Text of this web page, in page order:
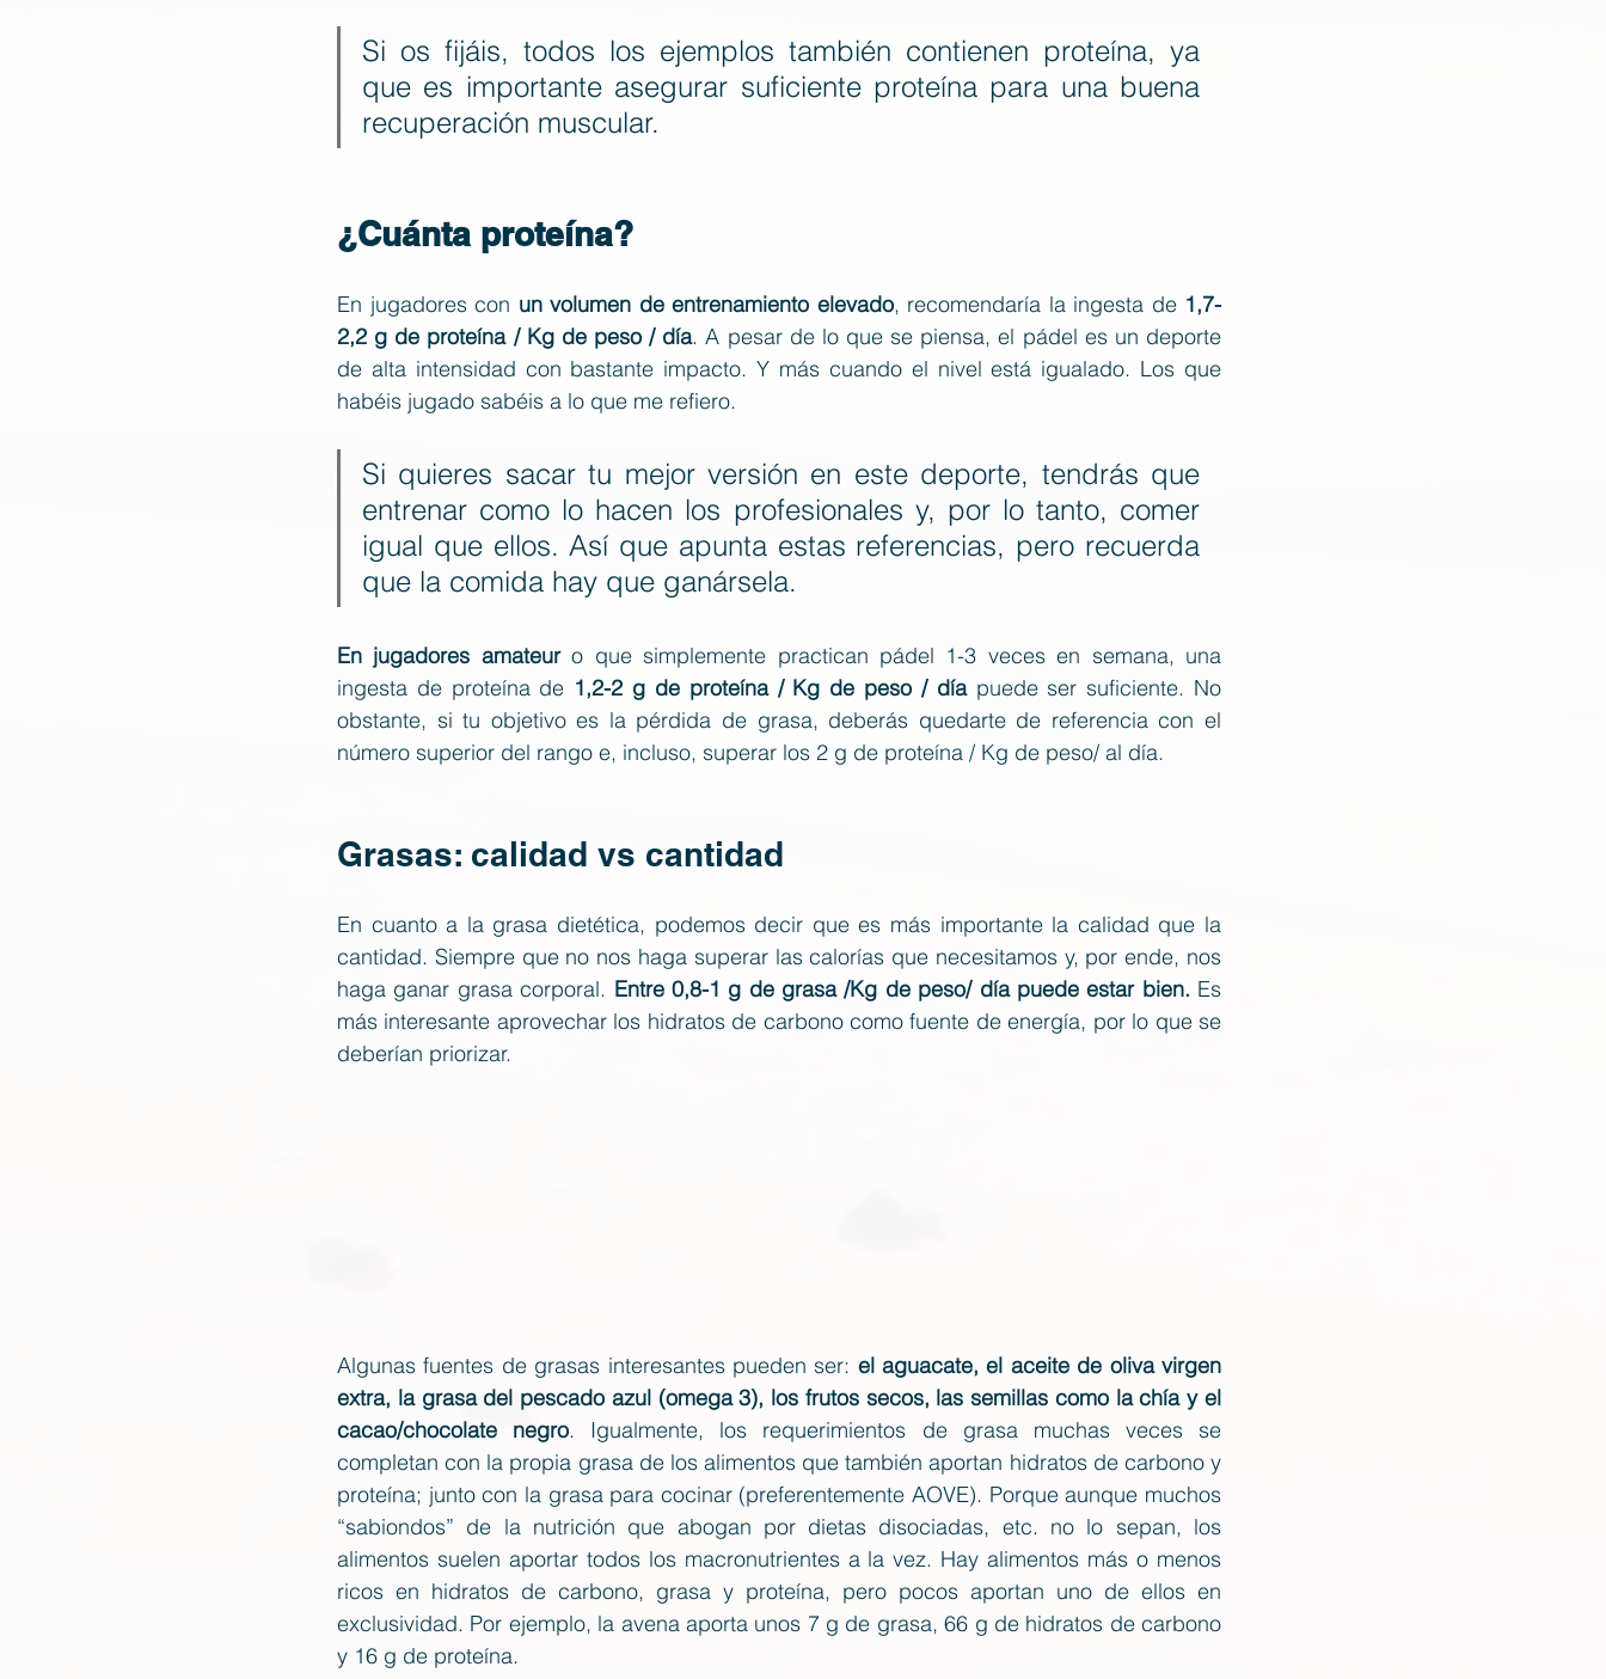
Si os fijáis, todos los ejemplos también contienen proteína, ya
que es importante asegurar suficiente proteína para una buena
recuperación muscular.
¿Cuánta proteína?
En jugadores con un volumen de entrenamiento elevado, recomendaría la ingesta de 1,7-
2,2 g de proteína / Kg de peso / día. A pesar de lo que se piensa, el pádel es un deporte
de alta intensidad con bastante impacto. Y más cuando el nivel está igualado. Los que
habéis jugado sabéis a lo que me refiero.
Si quieres sacar tu mejor versión en este deporte, tendrás que
entrenar como lo hacen los profesionales y, por lo tanto, comer
igual que ellos. Así que apunta estas referencias, pero recuerda
que la comida hay que ganársela.
En jugadores amateur o que simplemente practican pádel 1-3 veces en semana, una
ingesta de proteína de 1,2-2 g de proteína / Kg de peso / día puede ser suficiente. No
obstante, si tu objetivo es la pérdida de grasa, deberás quedarte de referencia con el
número superior del rango e, incluso, superar los 2 g de proteína / Kg de peso/ al día.
Grasas: calidad vs cantidad
En cuanto a la grasa dietética, podemos decir que es más importante la calidad que la
cantidad. Siempre que no nos haga superar las calorías que necesitamos y, por ende, nos
haga ganar grasa corporal. Entre 0,8-1 g de grasa /Kg de peso/ día puede estar bien. Es
más interesante aprovechar los hidratos de carbono como fuente de energía, por lo que se
deberían priorizar.
Algunas fuentes de grasas interesantes pueden ser: el aguacate, el aceite de oliva virgen
extra, la grasa del pescado azul (omega 3), los frutos secos, las semillas como la chía y el
cacao/chocolate negro. Igualmente, los requerimientos de grasa muchas veces se
completan con la propia grasa de los alimentos que también aportan hidratos de carbono y
proteína; junto con la grasa para cocinar (preferentemente AOVE). Porque aunque muchos
“sabiondos” de la nutrición que abogan por dietas disociadas, etc. no lo sepan, los
alimentos suelen aportar todos los macronutrientes a la vez. Hay alimentos más o menos
ricos en hidratos de carbono, grasa y proteína, pero pocos aportan uno de ellos en
exclusividad. Por ejemplo, la avena aporta unos 7 g de grasa, 66 g de hidratos de carbono
y 16 g de proteína.